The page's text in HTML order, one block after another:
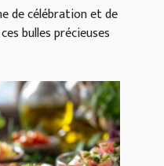
de célébration et de
bulles précieuses